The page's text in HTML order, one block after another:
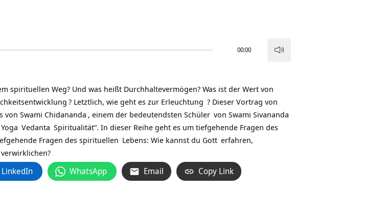
00:00
spirituellen Weg? Und was heißt Durchhaltevermögen? Was ist der Wert von
? Letztlich, wie geht es zur Erleuchtung ? Dieser Vortrag von
von Swami Chidananda , einem der bedeutendsten Schüler von Swami Sivananda
Yoga Vedanta Spiritualität“. In dieser Reihe geht es um tiefgehende Fragen des
Fragen des spirituellen Lebens: Wie kannst du Gott erfahren,
LinkedIn WhatsApp Email Copy Link